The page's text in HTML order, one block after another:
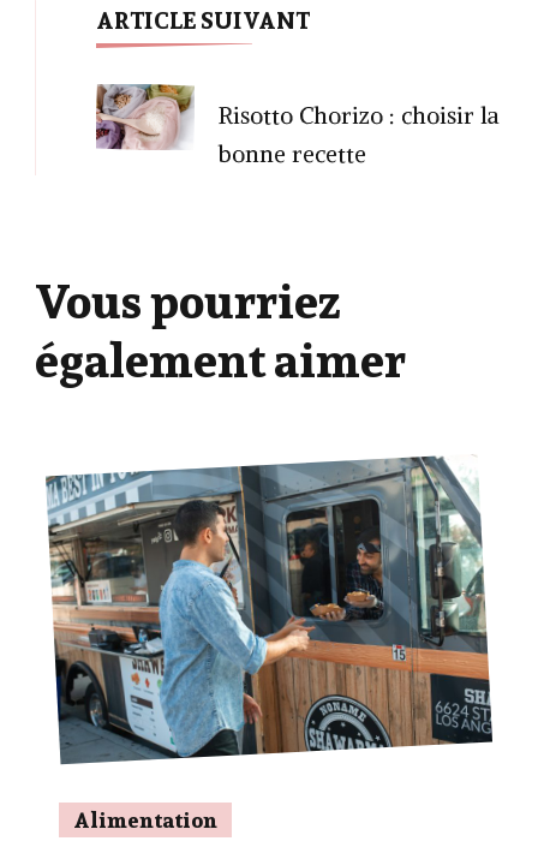
ARTICLE SUIVANT
Risotto Chorizo : choisir la
bonne recette
Vous pourriez
également aimer
Alimentation